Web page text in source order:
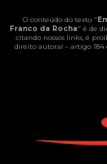
O conteúdo do texto "
Franco da Rocha" é de
citando nossos links, é
direito autoral – artigo 184